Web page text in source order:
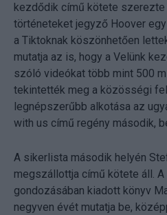
kezdődik című kötete szerezte
történeteket jegyző Hoover
a Tiktoknak köszönhetően
mutatja az is, hogy a Velünk
szóló videókat több mint 500
tekintették meg a közösségi
legnépszerűbb alkotása az
with us című regény második,
A sikerlista második helyén
megszállottja című kötete áll. A
gondozásában kiadott könyv
negyven évét mutatja be,